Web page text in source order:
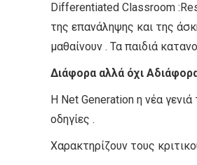
Differentiated Classroom
της επανάληψης και της
μαθαίνουν . Τα παιδιά
Διάφορα αλλά όχι
Η Net Generation η νέα
οδηγίες .
Χαρακτηρίζουν τους